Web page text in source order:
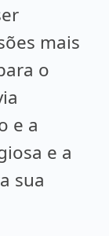
mais
o
e a
e a
sua